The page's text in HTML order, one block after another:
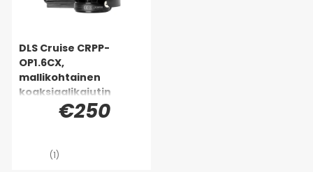
DLS Cruise CRPP-
OP1.6CX,
mallikohtainen
koaksiaalikaiutin
Opelille, Chevroletille
& enemmän€250
(1)